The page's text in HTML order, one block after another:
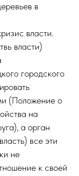
в
власти.
власти)
городского
(Положение о
на
а орган
все эти
не
к своей